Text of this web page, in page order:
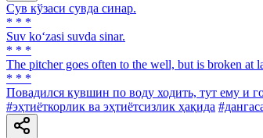
Сув кўзаси сувда синар.
* * *
Suv ko‘zasi suvda sinar.
* * *
The pitcher goes often to the well, but is broken at
* * *
Повадился кувшин по воду ходить, тут ему и
#эҳтиёткорлик ва эҳтиётсизлик ҳақида